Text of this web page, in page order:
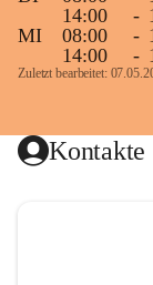
14:00
-
MI
08:00 -
14:00
-
Zuletzt bearbeitet:
Kontakte